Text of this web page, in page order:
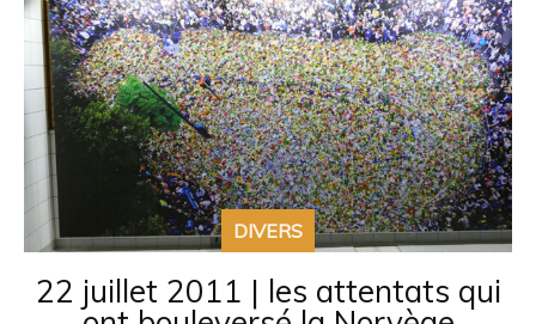
DIVERS
22 juillet 2011 | les attentats qui